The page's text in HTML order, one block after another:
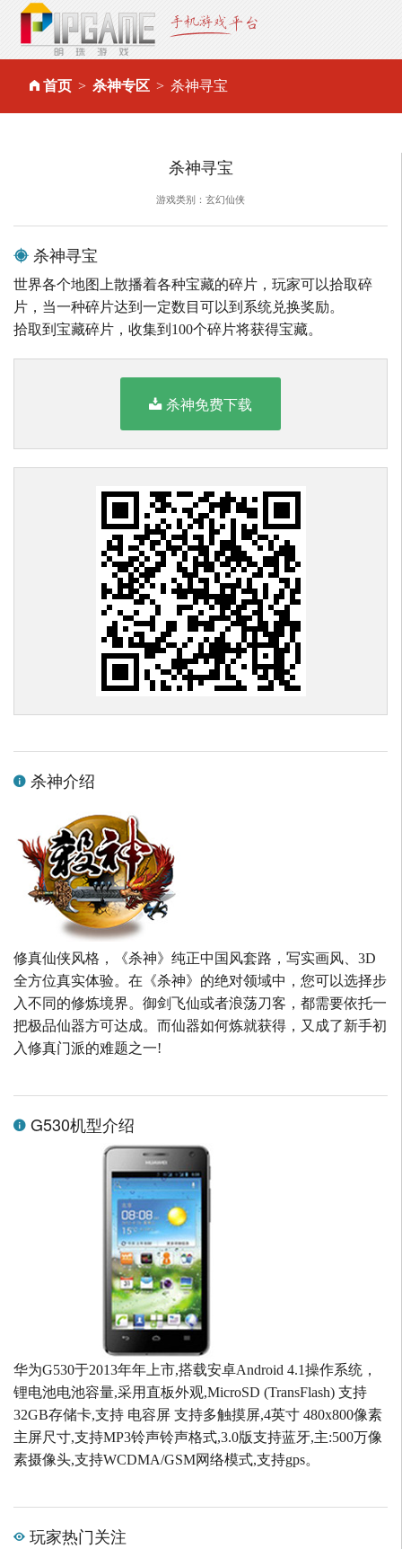
首页 杀神专区 杀神寻宝
杀神寻宝
游戏类别：玄幻仙侠
杀神寻宝
世界各个地图上散播着各种宝藏的碎片，玩家可以拾取碎
片，当一种碎片达到一定数目可以到系统兑换奖励。
拾取到宝藏碎片，收集到100个碎片将获得宝藏。
杀神免费下载
杀神介绍
修真仙侠风格，《杀神》纯正中国风套路，写实画风、3D
全方位真实体验。在《杀神》的绝对领域中，您可以选择步
入不同的修炼境界。御剑飞仙或者浪荡刀客，都需要依托一
把极品仙器方可达成。而仙器如何炼就获得，又成了新手初
入修真门派的难题之一!
G530机型介绍
华为G530于2013年年上市,搭载安卓Android 4.1操作系统，
锂电池电池容量,采用直板外观,MicroSD (TransFlash) 支持
32GB存储卡,支持 电容屏 支持多触摸屏,4英寸 480x800像素
主屏尺寸,支持MP3铃声铃声格式,3.0版支持蓝牙,主:500万像
素摄像头,支持WCDMA/GSM网络模式,支持gps。
玩家热门关注